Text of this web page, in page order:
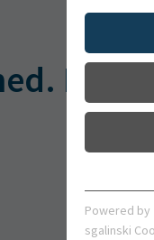
Iris
benötigt.
Powered by
sgalinski